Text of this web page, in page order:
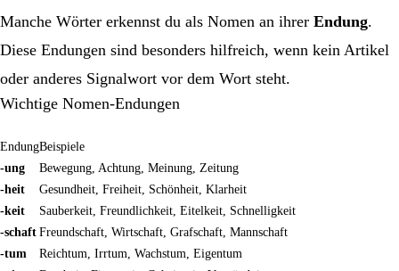
Manche Wörter erkennst du als Nomen an ihrer Endung.
Diese Endungen sind besonders hilfreich, wenn kein Artikel
oder anderes Signalwort vor dem Wort steht.
Wichtige Nomen-Endungen
EndungBeispiele
-ung
Bewegung, Achtung, Meinung, Zeitung
-heit
Gesundheit, Freiheit, Schönheit, Klarheit
-keit
Sauberkeit, Freundlichkeit, Eitelkeit, Schnelligkeit
-schaft Freundschaft, Wirtschaft, Grafschaft, Mannschaft
-tum
Reichtum, Irrtum, Wachstum, Eigentum